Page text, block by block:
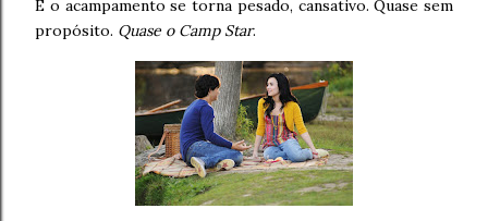
E o acampamento se torna pesado, cansativo. Quase sem
propósito. Quase o Camp Star.